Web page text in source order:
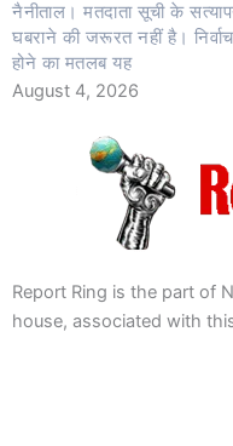
नैनीताल। मतदाता सूची के
घबराने की जरूरत नहीं है।
होने का मतलब यह
August 4, 2026
Report Ring is the part of
house, associated with